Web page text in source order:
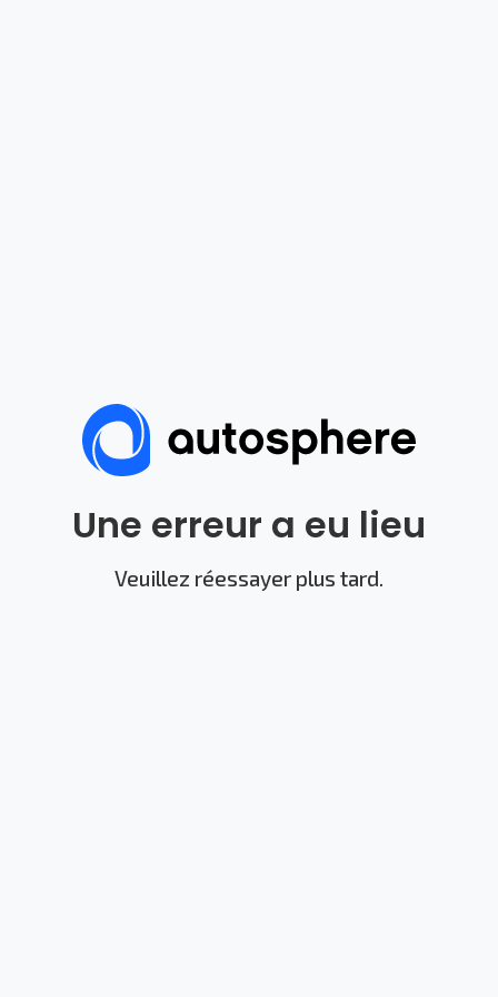
Une erreur a eu lieu
Veuillez réessayer plus tard.